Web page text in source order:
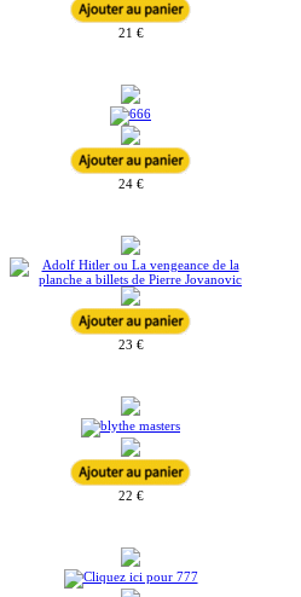
21 €
24 €
23 €
22 €